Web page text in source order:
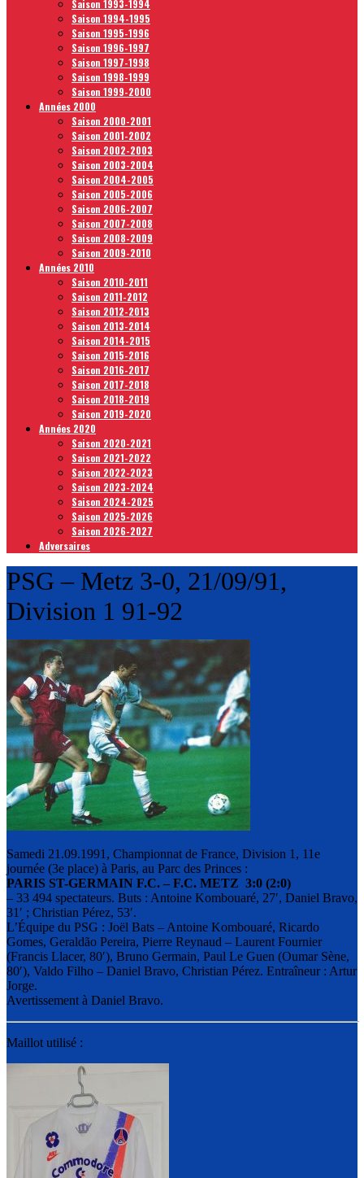
Saison 1993-1994
Saison 1994-1995
Saison 1995-1996
Saison 1996-1997
Saison 1997-1998
Saison 1998-1999
Saison 1999-2000
Années 2000
Saison 2000-2001
Saison 2001-2002
Saison 2002-2003
Saison 2003-2004
Saison 2004-2005
Saison 2005-2006
Saison 2006-2007
Saison 2007-2008
Saison 2008-2009
Saison 2009-2010
Années 2010
Saison 2010-2011
Saison 2011-2012
Saison 2012-2013
Saison 2013-2014
Saison 2014-2015
Saison 2015-2016
Saison 2016-2017
Saison 2017-2018
Saison 2018-2019
Saison 2019-2020
Années 2020
Saison 2020-2021
Saison 2021-2022
Saison 2022-2023
Saison 2023-2024
Saison 2024-2025
Saison 2025-2026
Saison 2026-2027
Adversaires
PSG – Metz 3-0, 21/09/91,
Division 1 91-92
Samedi 21.09.1991, Championnat de France, Division 1, 11e
journée (3e place) à Paris, au Parc des Princes :
PARIS ST-GERMAIN F.C. – F.C. METZ 3:0 (2:0)
– 33 494 spectateurs. Buts : Antoine Kombouaré, 27′, Daniel Bravo,
31′ ; Christian Pérez, 53′.
L’Équipe du PSG : Joёl Bats – Antoine Kombouaré, Ricardo
Gomes, Geraldão Pereira, Pierre Reynaud – Laurent Fournier
(Francis Llacer, 80′), Bruno Germain, Paul Le Guen (Oumar Sène,
80′), Valdo Filho – Daniel Bravo, Christian Pérez. Entraîneur : Artur
Jorge.
Avertissement à Daniel Bravo.
Maillot utilisé :